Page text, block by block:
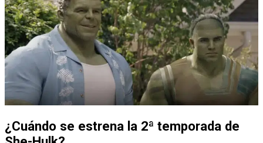
¿Cuándo se estrena la 2ª temporada de